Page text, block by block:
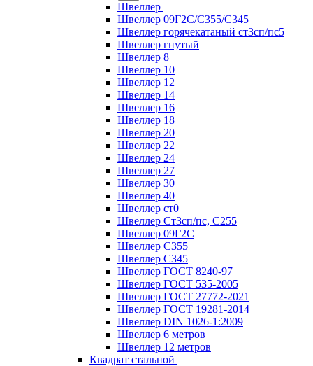
Швеллер
Швеллер 09Г2С/С355/С345
Швеллер горячекатаный ст3сп/пс5
Швеллер гнутый
Швеллер 8
Швеллер 10
Швеллер 12
Швеллер 14
Швеллер 16
Швеллер 18
Швеллер 20
Швеллер 22
Швеллер 24
Швеллер 27
Швеллер 30
Швеллер 40
Швеллер ст0
Швеллер Ст3сп/пс, С255
Швеллер 09Г2С
Швеллер С355
Швеллер С345
Швеллер ГОСТ 8240-97
Швеллер ГОСТ 535-2005
Швеллер ГОСТ 27772-2021
Швеллер ГОСТ 19281-2014
Швеллер DIN 1026-1:2009
Швеллер 6 метров
Швеллер 12 метров
Квадрат стальной